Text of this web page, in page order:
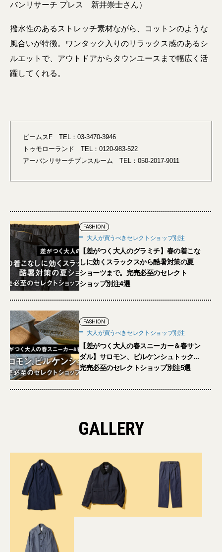
バンリサーチ プレス 新井崇士さん）
撥水性のあるストレッチ素材ながら、コットンのような
風合いが特徴。ワンタック入りのリラックス感のあるシ
ルエットで、アウトドアからタウンユースまで幅広く活
躍してくれる。
ビームスF TEL：03-3470-3946
トゥモローランド TEL：0120-983-522
アーバンリサーチプレスルーム TEL：050-2017-9011
FASHION
大人が買うべきセレクトショップ別注
【差がつく大人のグラミチ】春の着こな
しに効くスラックスから酷暑対策の夏
ショーツまで。完売必至のセレクト
ショップ別注4選
FASHION
大人が買うべきセレクトショップ別注
【差がつく大人の春スニーカー＆春サン
ダル】サロモン、ビルケンシュトック...
完売必至のセレクトショップ別注5選
GALLERY